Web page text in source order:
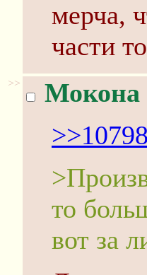
мерча,
части
>> Мокона
то
вот за